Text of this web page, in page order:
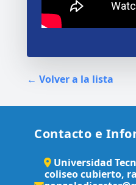
← Volver a la lista
Contacto e
Universidad
coliseo cubierto,